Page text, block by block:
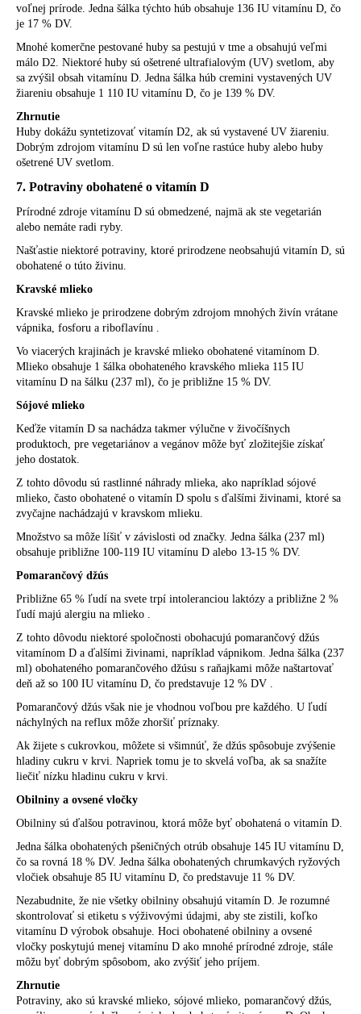
voľnej prírode. Jedna šálka týchto húb obsahuje 136 IU vitamínu D, čo
je 17 % DV.
Mnohé komerčne pestované huby sa pestujú v tme a obsahujú veľmi
málo D2. Niektoré huby sú ošetrené ultrafialovým (UV) svetlom, aby
sa zvýšil obsah vitamínu D. Jedna šálka húb cremini vystavených UV
žiareniu obsahuje 1 110 IU vitamínu D, čo je 139 % DV.
Zhrnutie
Huby dokážu syntetizovať vitamín D2, ak sú vystavené UV žiareniu.
Dobrým zdrojom vitamínu D sú len voľne rastúce huby alebo huby
ošetrené UV svetlom.
7. Potraviny obohatené o vitamín D
Prírodné zdroje vitamínu D sú obmedzené, najmä ak ste vegetarián
alebo nemáte radi ryby.
Našťastie niektoré potraviny, ktoré prirodzene neobsahujú vitamín D, sú
obohatené o túto živinu.
Kravské mlieko
Kravské mlieko je prirodzene dobrým zdrojom mnohých živín vrátane
vápnika, fosforu a riboflavínu .
Vo viacerých krajinách je kravské mlieko obohatené vitamínom D.
Mlieko obsahuje 1 šálka obohateného kravského mlieka 115 IU
vitamínu D na šálku (237 ml), čo je približne 15 % DV.
Sójové mlieko
Keďže vitamín D sa nachádza takmer výlučne v živočíšnych
produktoch, pre vegetariánov a vegánov môže byť zložitejšie získať
jeho dostatok.
Z tohto dôvodu sú rastlinné náhrady mlieka, ako napríklad sójové
mlieko, často obohatené o vitamín D spolu s ďalšími živinami, ktoré sa
zvyčajne nachádzajú v kravskom mlieku.
Množstvo sa môže líšiť v závislosti od značky. Jedna šálka (237 ml)
obsahuje približne 100-119 IU vitamínu D alebo 13-15 % DV.
Pomarančový džús
Približne 65 % ľudí na svete trpí intoleranciou laktózy a približne 2 %
ľudí majú alergiu na mlieko .
Z tohto dôvodu niektoré spoločnosti obohacujú pomarančový džús
vitamínom D a ďalšími živinami, napríklad vápnikom. Jedna šálka (237
ml) obohateného pomarančového džúsu s raňajkami môže naštartovať
deň až so 100 IU vitamínu D, čo predstavuje 12 % DV .
Pomarančový džús však nie je vhodnou voľbou pre každého. U ľudí
náchylných na reflux môže zhoršiť príznaky.
Ak žijete s cukrovkou, môžete si všimnúť, že džús spôsobuje zvýšenie
hladiny cukru v krvi. Napriek tomu je to skvelá voľba, ak sa snažíte
liečiť nízku hladinu cukru v krvi.
Obilniny a ovsené vločky
Obilniny sú ďalšou potravinou, ktorá môže byť obohatená o vitamín D.
Jedna šálka obohatených pšeničných otrúb obsahuje 145 IU vitamínu D,
čo sa rovná 18 % DV. Jedna šálka obohatených chrumkavých ryžových
vločiek obsahuje 85 IU vitamínu D, čo predstavuje 11 % DV.
Nezabudnite, že nie všetky obilniny obsahujú vitamín D. Je rozumné
skontrolovať si etiketu s výživovými údajmi, aby ste zistili, koľko
vitamínu D výrobok obsahuje. Hoci obohatené obilniny a ovsené
vločky poskytujú menej vitamínu D ako mnohé prírodné zdroje, stále
môžu byť dobrým spôsobom, ako zvýšiť jeho príjem.
Zhrnutie
Potraviny, ako sú kravské mlieko, sójové mlieko, pomarančový džús,